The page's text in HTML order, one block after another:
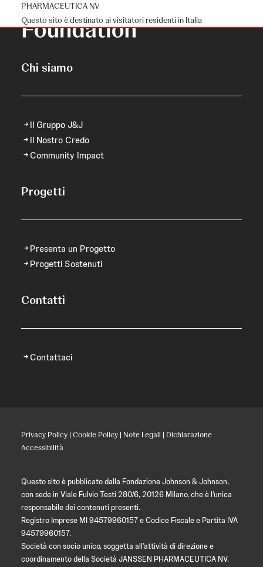
PHARMACEUTICA NV
Questo sito è destinato ai visitatori residenti in Italia
Chi siamo
Il Gruppo J&J
Il Nostro Credo
Community Impact
Progetti
Presenta un Progetto
Progetti Sostenuti
Contatti
Contattaci
Privacy Policy | Cookie Policy | Note Legali | Dichiarazione
Accessibilità
Questo sito è pubblicato dalla Fondazione Johnson & Johnson,
con sede in Viale Fulvio Testi 280/6, 20126 Milano, che è l’unica
responsabile dei contenuti presenti.
Registro Imprese MI 94579960157 e Codice Fiscale e Partita IVA
94579960157.
Società con socio unico, soggetta all’attività di direzione e
coordinamento della Società JANSSEN PHARMACEUTICA NV.